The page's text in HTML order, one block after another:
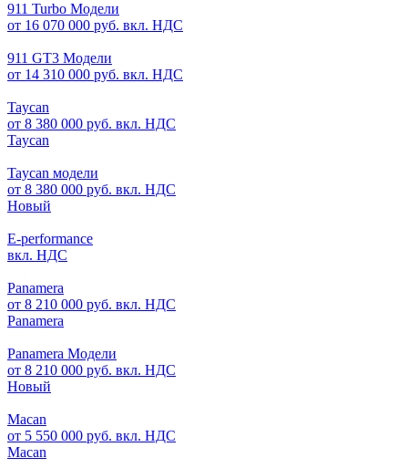
911 Turbo Модели
от 16 070 000 руб. вкл. НДС
911 GT3 Модели
от 14 310 000 руб. вкл. НДС
Taycan
от 8 380 000 руб. вкл. НДС
Taycan
Taycan модели
от 8 380 000 руб. вкл. НДС
Новый
E-performance
вкл. НДС
Panamera
от 8 210 000 руб. вкл. НДС
Panamera
Panamera Модели
от 8 210 000 руб. вкл. НДС
Новый
Macan
от 5 550 000 руб. вкл. НДС
Macan